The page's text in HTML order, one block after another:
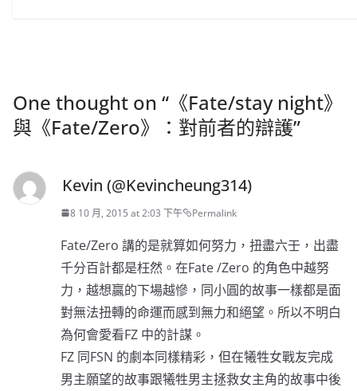
One thought on “ 《Fate/stay night》
與《Fate/Zero》：對前者的辯護”
Kevin (@Kevincheung314)
8 10 月, 2015 at 2:03 下午 Permalink
Fate/Zero 講的是就算如何努力，扭盡六壬，出盡
千分百計都是枉然。在Fate /Zero 的角色中越努
力，越想贏的下場越慘，同小圓的故事一樣都是面
對無法扭轉的命運而感到無力和絕望。所以不明白
為何會愛看FZ 中的計謀。
FZ 同FSN 的劇本同樣精彩，但在犧牲女戰友完成
男主願望的故事跟犧牲男主拯救女主角的故事中後